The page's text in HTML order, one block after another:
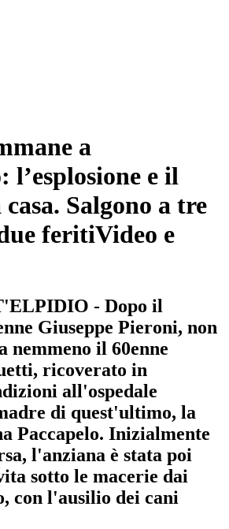
a
l’esplosione e il
Salgono a tre
feritiVideo e
- Dopo il
Giuseppe Pieroni, non
nemmeno il 60enne
ricoverato in
all'ospedale
di quest'ultimo, la
Paccapelo. Inizialmente
l'anziana è stata poi
sotto le macerie dai
con l'ausilio dei cani